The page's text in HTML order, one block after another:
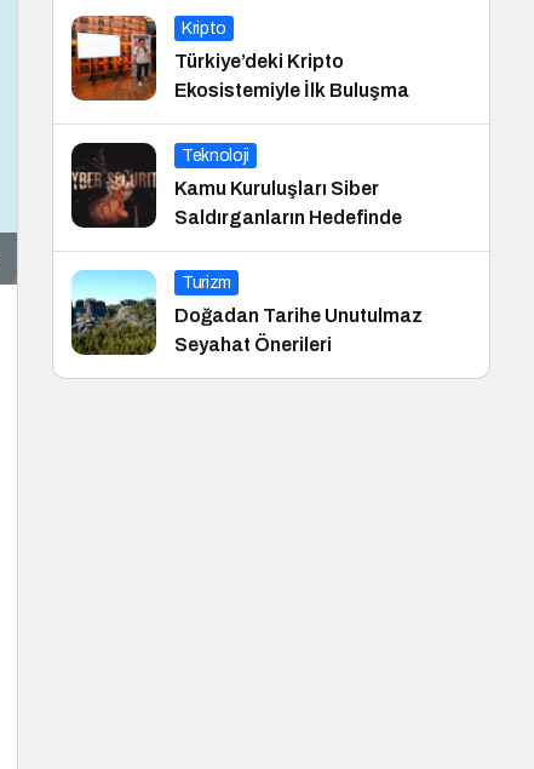
Kripto
Türkiye’deki Kripto
Ekosistemiyle İlk Buluşma
Teknoloji
Kamu Kuruluşları Siber
Saldırganların Hedefinde
Turizm
Doğadan Tarihe Unutulmaz
Seyahat Önerileri